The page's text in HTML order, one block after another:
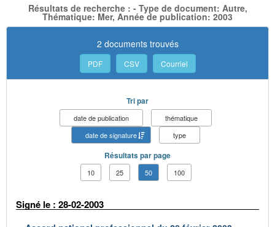
Résultats de recherche : - Type de document: Autre,
Thématique: Mer, Année de publication: 2003
2 documents trouvés
PDF CSV Courriel
Tri par
date de publication
thématique
date de signature
type
Résultats par page
10 25 50 100
Signé le : 28-02-2003